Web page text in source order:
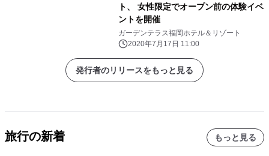
ト、 女性限定でオープン前の体験イベ
ントを開催
ガーデンテラス福岡ホテル＆リゾート
2020年7月17日 11:00
発行者のリリースをもっと見る
旅行の新着 もっと見る